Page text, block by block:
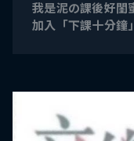
我是泥の課後好
加入「下課十分鐘